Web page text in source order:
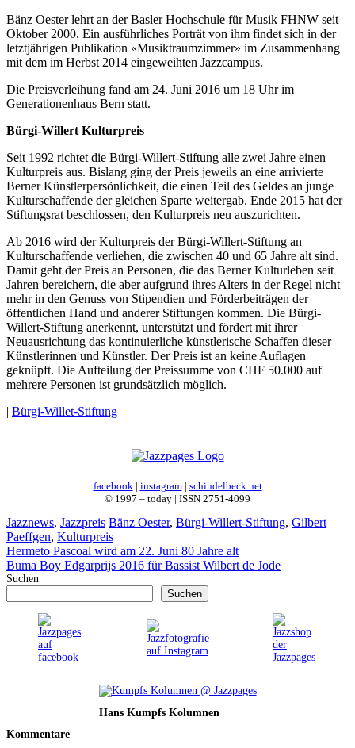
Bänz Oester lehrt an der Basler Hochschule für Musik FHNW seit
Oktober 2000. Ein ausführliches Porträt von ihm findet sich in der
letztjährigen Publikation «Musiktraumzimmer» im Zusammenhang
mit dem im Herbst 2014 eingeweihten Jazzcampus.
Die Preisverleihung fand am 24. Juni 2016 um 18 Uhr im
Generationenhaus Bern statt.
Bürgi-Willert Kulturpreis
Seit 1992 richtet die Bürgi-Willert-Stiftung alle zwei Jahre einen
Kulturpreis aus. Bislang ging der Preis jeweils an eine arrivierte
Berner Künstlerpersönlichkeit, die einen Teil des Geldes an junge
Kulturschaffende der gleichen Sparte weitergab. Ende 2015 hat der
Stiftungsrat beschlossen, den Kulturpreis neu auszurichten.
Ab 2016 wird der Kulturpreis der Bürgi-Willert-Stiftung an
Kulturschaffende verliehen, die zwischen 40 und 65 Jahre alt sind.
Damit geht der Preis an Personen, die das Berner Kulturleben seit
Jahren bereichern, die aber aufgrund ihres Alters in der Regel nicht
mehr in den Genuss von Stipendien und Förderbeiträgen der
öffentlichen Hand und anderer Stiftungen kommen. Die Bürgi-
Willert-Stiftung anerkennt, unterstützt und fördert mit ihrer
Neuausrichtung das kontinuierliche künstlerische Schaffen dieser
Künstlerinnen und Künstler. Der Preis ist an keine Auflagen
geknüpft. Die Aufteilung der Preissumme von CHF 50.000 auf
mehrere Personen ist grundsätzlich möglich.
| Bürgi-Willet-Stiftung
facebook | instagram| schindelbeck.net
© 1997 – today | ISSN 2751-4099
Kategorien
Jazznews, Jazzpreis Schlagwörter
Bänz Oester, Bürgi-Willert-Stiftung, Gilbert
Paeffgen, Kulturpreis
Hermeto Pascoal wird am 22. Juni 80 Jahre alt
Buma Boy Edgarprijs 2016 für Bassist Wilbert de Jode
Suchen
Suchen
Hans Kumpfs Kolumnen
Kommentare